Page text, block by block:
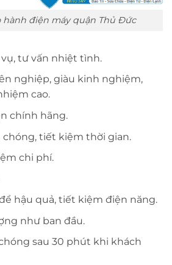
hành điện máy quận Thủ Đức
tư vấn nhiệt tình.
nghiệp, giàu kinh nghiệm,
cao.
chính hãng.
chóng, tiết kiệm thời gian.
chi phí.
hậu quả, tiết kiệm điện năng.
như ban đầu.
sau 30 phút khi khách